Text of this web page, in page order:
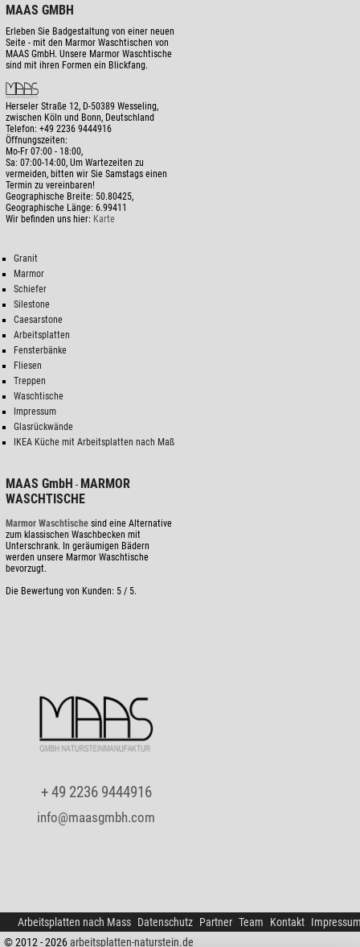
MAAS GMBH
Erleben Sie Badgestaltung von einer neuen
Seite - mit den Marmor Waschtischen von
MAAS GmbH. Unsere Marmor Waschtische
sind mit ihren Formen ein Blickfang.
Herseler Straße 12, D-50389 Wesseling,
zwischen Köln und Bonn, Deutschland
Telefon: +49 2236 9444916
Öffnungszeiten:
Mo-Fr 07:00 - 18:00,
Sa: 07:00-14:00, Um Wartezeiten zu
vermeiden, bitten wir Sie Samstags einen
Termin zu vereinbaren!
Geographische Breite: 50.80425,
Geographische Länge: 6.99411
Wir befinden uns hier: Karte
Granit
Marmor
Schiefer
Silestone
Caesarstone
Arbeitsplatten
Fensterbänke
Fliesen
Treppen
Waschtische
Impressum
Glasrückwände
IKEA Küche mit Arbeitsplatten nach Maß
MAAS GmbH - MARMOR
WASCHTISCHE
Marmor Waschtische sind eine Alternative
zum klassischen Waschbecken mit
Unterschrank. In geräumigen Bädern
werden unsere Marmor Waschtische
bevorzugt.
Die Bewertung von Kunden: 5 / 5.
+ 49 2236 9444916
info@maasgmbh.com
Kontakt
Team
Partner
Datenschutz
Arbeitsplatten nach Mass
© 2012 - 2026arbeitsplatten-naturstein.de